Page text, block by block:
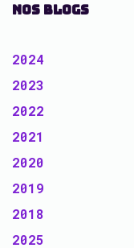
NOS BLOGS
2024
2023
2022
2021
2020
2019
2018
2025